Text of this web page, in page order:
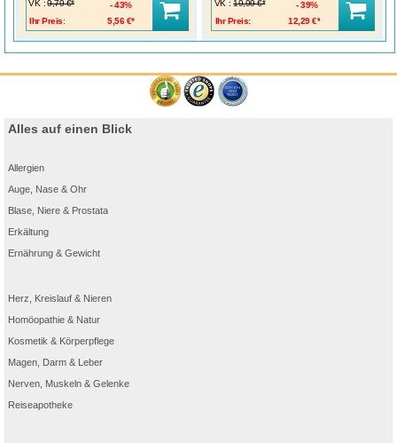
VK : 9,79 €*
Ihr Preis:
5,56 €*
43% VK : 19,99 €*
Ihr Preis:
12,29 €*
39%
Alles auf einen Blick
Allergien
Auge, Nase & Ohr
Blase, Niere & Prostata
Erkältung
Ernährung & Gewicht
Herz, Kreislauf & Nieren
Homöopathie & Natur
Kosmetik & Körperpflege
Magen, Darm & Leber
Nerven, Muskeln & Gelenke
Reiseapotheke